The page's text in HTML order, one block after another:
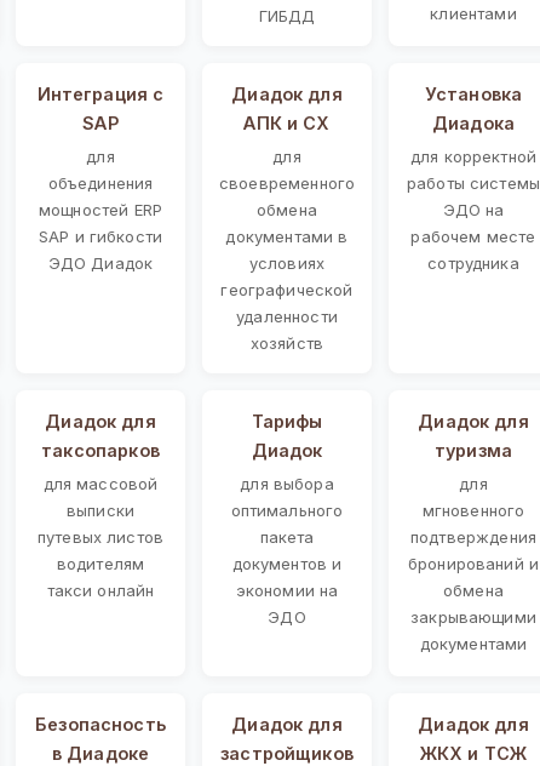
ГИБДД
клиентами
Интеграция с
SAP
для
объединения
мощностей ERP
SAP и гибкости
ЭДО Диадок
Диадок для
АПК и СХ
для
своевременного
обмена
документами в
условиях
географической
удаленности
хозяйств
Установка
Диадока
для корректной
работы системы
ЭДО на
рабочем месте
сотрудника
Диадок для
таксопарков
для массовой
выписки
путевых листов
водителям
такси онлайн
Тарифы
Диадок
для выбора
оптимального
пакета
документов и
экономии на
ЭДО
Диадок для
туризма
для
мгновенного
подтверждения
бронирований и
обмена
закрывающими
документами
Безопасность
в Диадоке
Диадок для
застройщиков
Диадок для
ЖКХ и ТСЖ